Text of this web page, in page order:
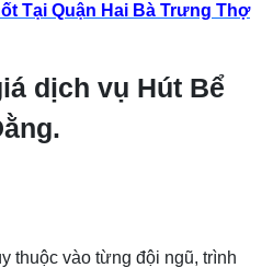
Tại Quận Hai Bà Trưng Thợ
dịch vụ Hút Bể
thuộc vào từng đội ngũ, trình